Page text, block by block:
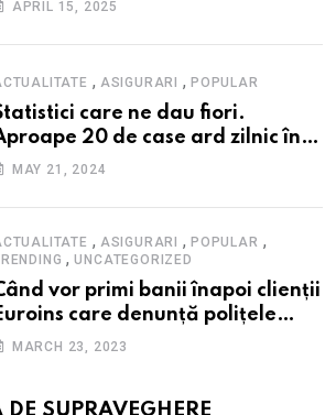
APRIL 15, 2025
, ASIGURARI ,POPULAR
care ne dau fiori.
20 de case ard zilnic în
iar pagubele au
40 de lei pe lună
MAY 21, 2024
, ASIGURARI ,POPULAR ,
,UNCATEGORIZED
vor primi banii înapoi clienții
care denunță polițele
Toți pașii și toate termenele
MARCH 23, 2023
SUPRAVEGHERE